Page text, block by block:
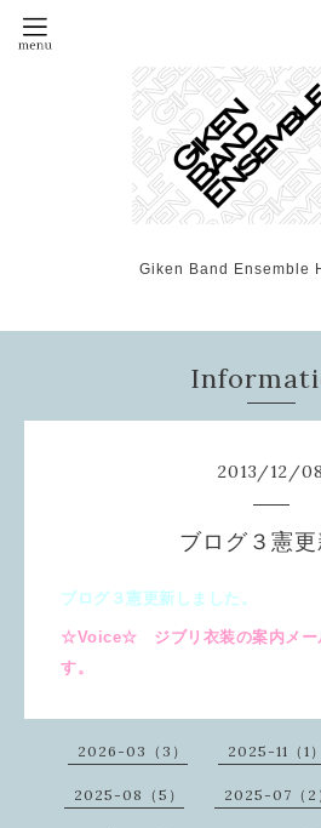
Giken Band Ensemble
2013/12/08
ブログ３憲更
ブログ３憲更新しました。
☆Voice☆ ジブリ衣装の案内メー
す。
2026-03（3） 2025-11（1）
2025-08（5） 2025-07（2